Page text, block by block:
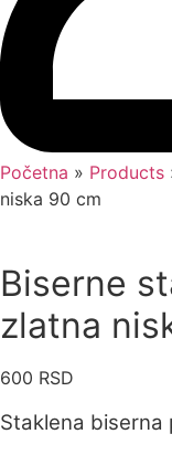
Početna » Products
niska 90 cm
Biserne
zlatna
600 RSD
Staklena biserna